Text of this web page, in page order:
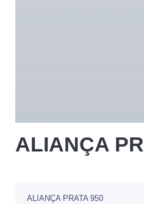
ALIANÇA
ALIANÇA PRATA 950